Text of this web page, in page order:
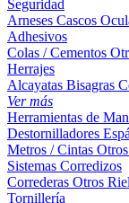
Seguridad
Arneses Cascos
Adhesivos
Colas / Cementos
Herrajes
Alcayatas Bisagras
Ver más
Herramientas de
Destornilladores
Metros / Cintas Otros
Sistemas Corredizos
Correderas Otros
Tornillería